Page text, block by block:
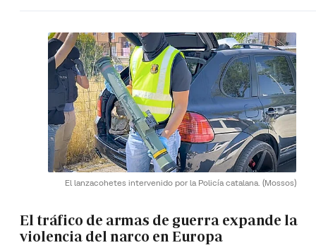
El lanzacohetes intervenido por la Policía catalana. (Mossos)
El tráfico de armas de guerra expande la
violencia del narco en Europa